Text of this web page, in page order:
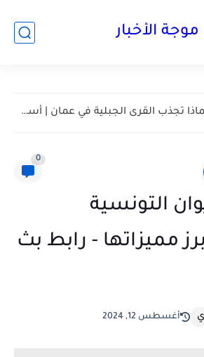
موجة الأخبار
مسقط واحدة من أكثر المدن هدوءا في الخليج | أعرف...
0
التونسية
مميزاتها - رابط بث
أغسطس 12, 2024